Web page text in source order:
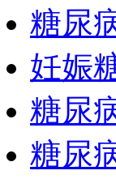
糖尿
妊娠
糖尿
糖尿